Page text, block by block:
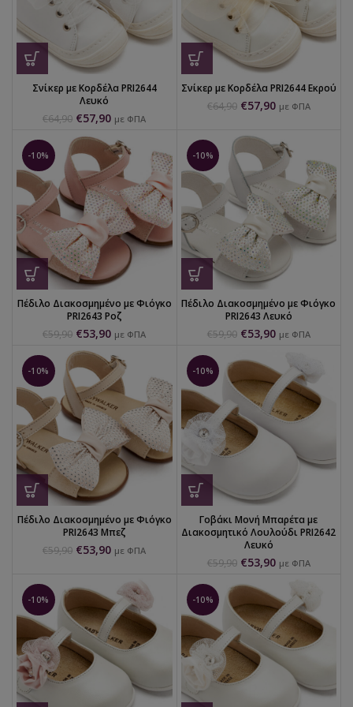
Σνίκερ με Κορδέλα PRI2644
Λευκό
€64,90 €57,90 με ΦΠΑ
Σνίκερ με Κορδέλα PRI2644 Εκρού
€64,90 €57,90 με ΦΠΑ
-10%
Πέδιλο Διακοσμημένο με Φιόγκο
PRI2643 Ροζ
€59,90 €53,90 με ΦΠΑ
-10%
Πέδιλο Διακοσμημένο με Φιόγκο
PRI2643 Λευκό
€59,90 €53,90 με ΦΠΑ
-10%
Πέδιλο Διακοσμημένο με Φιόγκο
PRI2643 Μπεζ
€59,90 €53,90 με ΦΠΑ
-10%
Γοβάκι Μονή Μπαρέτα με
Διακοσμητικό Λουλούδι PRI2642
Λευκό
€59,90 €53,90 με ΦΠΑ
-10% -10%